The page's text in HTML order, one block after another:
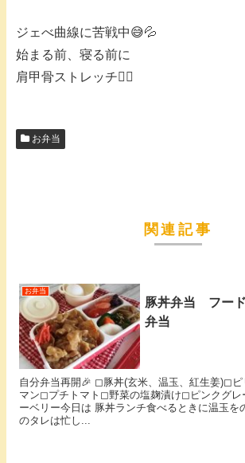
ジェべ曲線に苦戦中😅💦
始まる前、寝る前に
肩甲骨ストレッチ🧘‍♀️
お弁当
関連記事
お弁当
豚丼弁当 フー
弁当
自分弁当再開🎉 ◻︎豚丼(玄米、温玉、紅生姜)◻︎
マン◻︎プチトマト◻︎野菜の塩麹漬け◻︎ピンクグ
ーベリー今日は 豚丼ランチ食べるときに温玉を
のタレは忙し...